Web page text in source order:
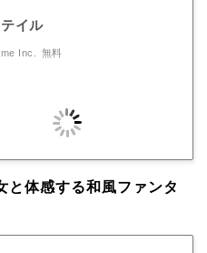
イル
Inc. 無料
と体感する和風ファンタ